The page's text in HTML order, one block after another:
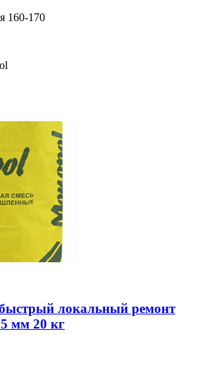
160-170
локальный ремонт
мм 20 кг